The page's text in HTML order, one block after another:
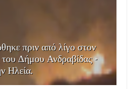
πριν από λίγο στον
Δήμου Ανδραβίδας -
Ηλεία.